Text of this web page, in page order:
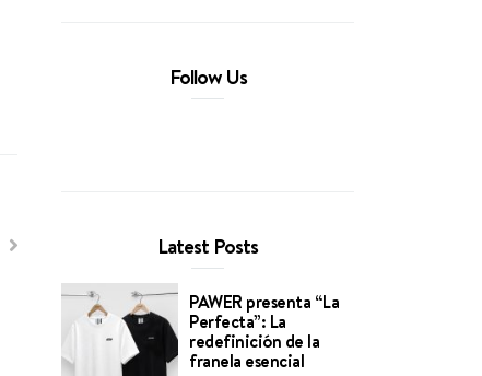
Follow Us
Latest Posts
PAWER presenta “La
Perfecta”: La
redefinición de la
franela esencial